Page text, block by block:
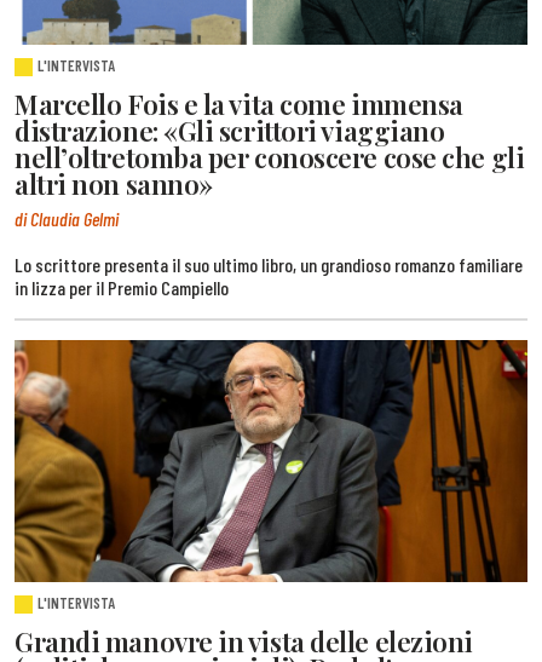
L'INTERVISTA
Marcello Fois e la vita come immensa
distrazione: «Gli scrittori viaggiano
nell’oltretomba per conoscere cose che gli
altri non sanno»
di Claudia Gelmi
Lo scrittore presenta il suo ultimo libro, un grandioso romanzo familiare
in lizza per il Premio Campiello
L'INTERVISTA
Grandi manovre in vista delle elezioni